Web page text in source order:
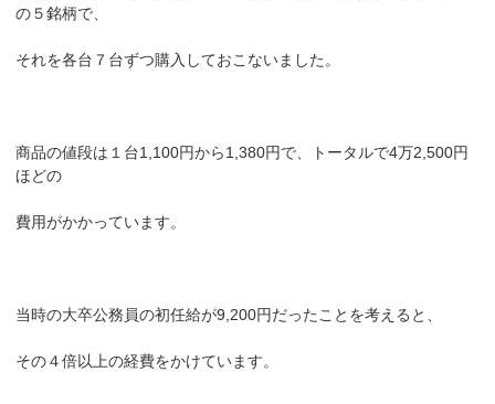
の５銘柄で、
それを各台７台ずつ購入しておこないました。
商品の値段は１台1,100円から1,380円で、トータルで4万2,500円
ほどの
費用がかかっています。
当時の大卒公務員の初任給が9,200円だったことを考えると、
その４倍以上の経費をかけています。